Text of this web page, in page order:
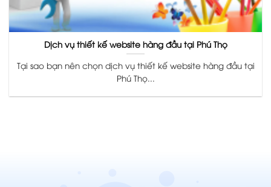
Dịch vụ thiết kế website hàng đầu tại Phú Thọ
Tại sao bạn nên chọn dịch vụ thiết kế website hàng đầu tại
Phú Thọ...